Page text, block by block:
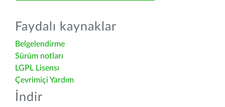
Faydalı kaynaklar
Belgelendirme
Sürüm notları
LGPL Lisensı
Çevrimiçi Yardım
İndir